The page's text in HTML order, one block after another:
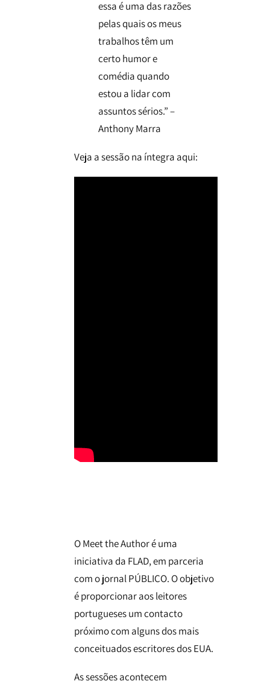
essa é uma das razões
pelas quais os meus
trabalhos têm um
certo humor e
comédia quando
estou a lidar com
assuntos sérios.” –
Anthony Marra
Veja a sessão na íntegra aqui:
O Meet the Author é uma
iniciativa da FLAD, em parceria
com o jornal PÚBLICO. O objetivo
é proporcionar aos leitores
portugueses um contacto
próximo com alguns dos mais
conceituados escritores dos EUA.
As sessões acontecem